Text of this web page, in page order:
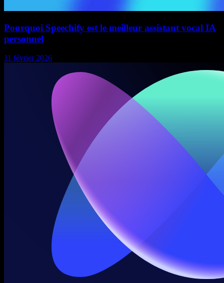
Pourquoi Speechify est le meilleur assistant vocal IA
personnel
11 février 2026